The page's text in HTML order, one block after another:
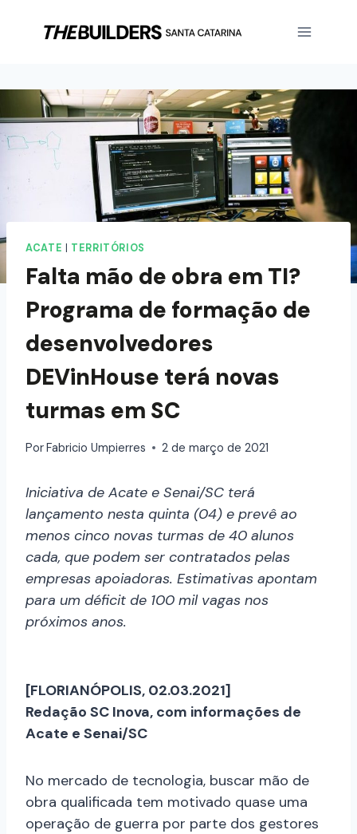
ACATE TERRITÓRIOS
Falta mão de obra em TI?
Programa de formação de
desenvolvedores
DEVinHouse terá novas
turmas em SC
PorFabricio Umpierres 2 de março de 2021
Iniciativa de Acate e Senai/SC terá
lançamento nesta quinta (04) e prevê ao
menos cinco novas turmas de 40 alunos
cada, que podem ser contratados pelas
empresas apoiadoras. Estimativas apontam
para um déficit de 100 mil vagas nos
próximos anos.
[FLORIANÓPOLIS, 02.03.2021]
Redação SC Inova, com informações de
Acate e Senai/SC
No mercado de tecnologia, buscar mão de
obra qualificada tem motivado quase uma
operação de guerra por parte dos gestores